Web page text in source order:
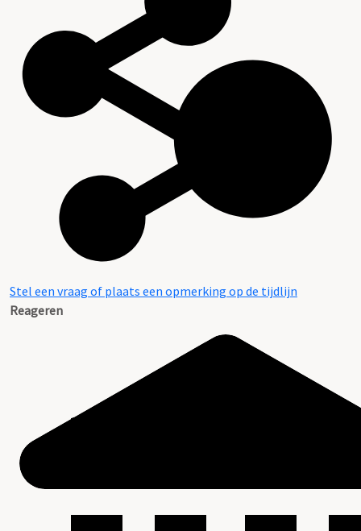
Stel een vraag of plaats een opmerking op de tijdlijn
Reageren